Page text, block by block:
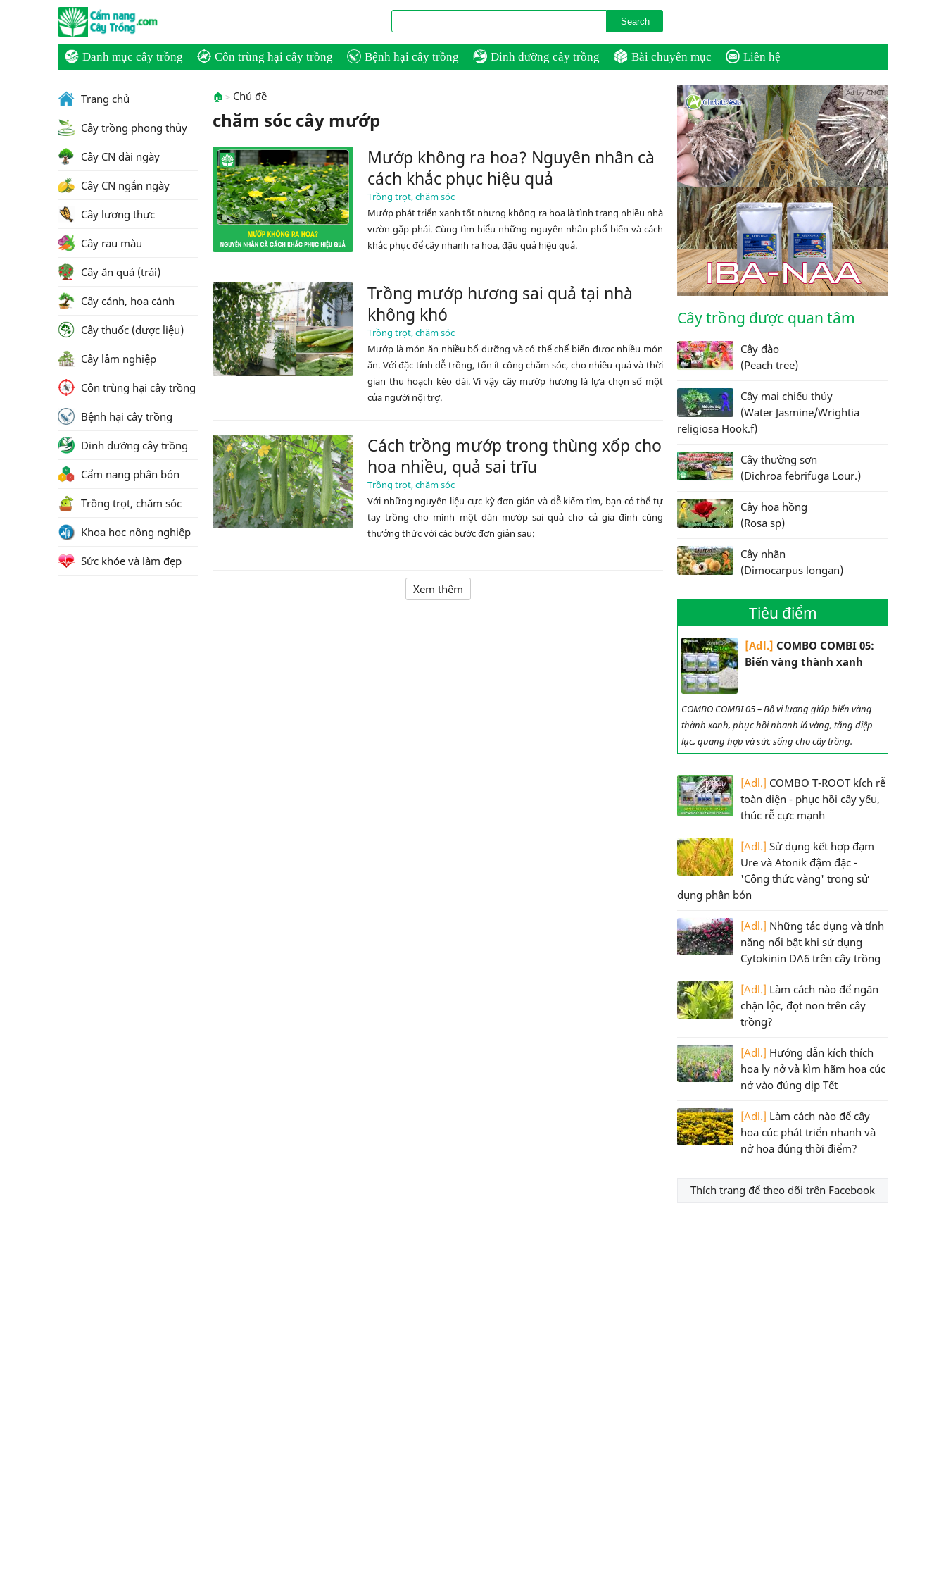
Danh mục cây trồng Côn trùng hại cây trồng Bệnh hại cây trồng Dinh dưỡng cây trồng Bài chuyên mục Liên hệ
🏠 Chủ đề
chăm sóc cây mướp
Mướp không ra hoa? Nguyên nhân cà
cách khắc phục hiệu quả
Trồng trọt, chăm sóc
Mướp phát triển xanh tốt nhưng không ra hoa là tình trạng nhiều nhà
vườn gặp phải. Cùng tìm hiểu những nguyên nhân phổ biến và cách
khắc phục để cây nhanh ra hoa, đậu quả hiệu quả.
Trồng mướp hương sai quả tại nhà
không khó
Trồng trọt, chăm sóc
Mướp là món ăn nhiều bổ dưỡng và có thể chế biến được nhiều món
ăn. Với đặc tính dễ trồng, tốn ít công chăm sóc, cho nhiều quả và thời
gian thu hoạch kéo dài. Vì vậy cây mướp hương là lựa chọn số một
của người nội trợ.
Cách trồng mướp trong thùng xốp cho
hoa nhiều, quả sai trĩu
Trồng trọt, chăm sóc
Với những nguyên liệu cực kỳ đơn giản và dễ kiếm tìm, bạn có thể tự
tay trồng cho mình một dàn mướp sai quả cho cả gia đình cùng
thưởng thức với các bước đơn giản sau:
Xem thêm
Ad by CNCT
Cây trồng được quan tâm
Cây đào
(Peach tree)
Cây mai chiếu thủy
(Water Jasmine/Wrightia
religiosa Hook.f)
Cây thường sơn
(Dichroa febrifuga Lour.)
Cây hoa hồng
(Rosa sp)
Cây nhãn
(Dimocarpus longan)
Tiêu điểm
[Adl.] COMBO COMBI 05:
Biến vàng thành xanh
COMBO COMBI 05 – Bộ vi lượng giúp biến vàng
thành xanh, phục hồi nhanh lá vàng, tăng diệp
lục, quang hợp và sức sống cho cây trồng.
[Adl.] COMBO T-ROOT kích rễ
toàn diện - phục hồi cây yếu,
thúc rễ cực mạnh
[Adl.] Sử dụng kết hợp đạm
Ure và Atonik đậm đặc -
'Công thức vàng' trong sử
dụng phân bón
[Adl.] Những tác dụng và tính
năng nổi bật khi sử dụng
Cytokinin DA6 trên cây trồng
[Adl.] Làm cách nào để ngăn
chặn lộc, đọt non trên cây
trồng?
[Adl.] Hướng dẫn kích thích
hoa ly nở và kìm hãm hoa cúc
nở vào đúng dịp Tết
[Adl.] Làm cách nào để cây
hoa cúc phát triển nhanh và
nở hoa đúng thời điểm?
Thích trang để theo dõi trên Facebook
Trang chủ
Cây trồng phong thủy
Cây CN dài ngày
Cây CN ngắn ngày
Cây lương thực
Cây rau màu
Cây ăn quả (trái)
Cây cảnh, hoa cảnh
Cây thuốc (dược liệu)
Cây lâm nghiệp
Côn trùng hại cây trồng
Bệnh hại cây trồng
Dinh dưỡng cây trồng
Cẩm nang phân bón
Trồng trọt, chăm sóc
Khoa học nông nghiệp
Sức khỏe và làm đẹp